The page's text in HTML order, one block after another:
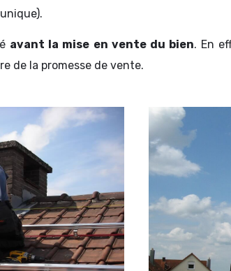
avant la mise en vente du bien. En
de la promesse de vente.